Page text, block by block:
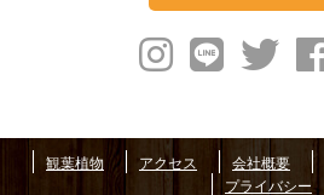
観葉植物 アクセス 会社概要
プライバシー